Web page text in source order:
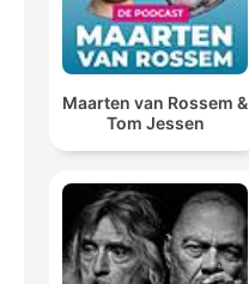
Maarten van Rossem &
Tom Jessen